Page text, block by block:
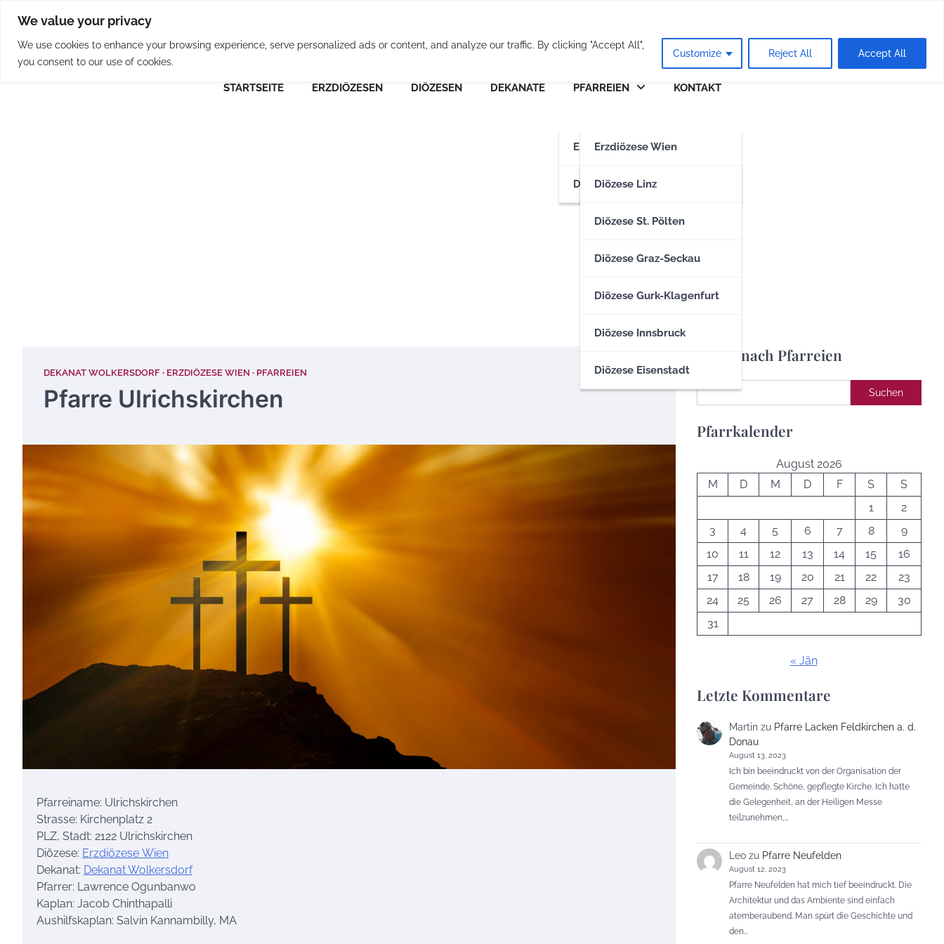
We value your privacy
We use cookies to enhance your browsing experience, serve personalized ads or content, and analyze our traffic. By clicking "Accept All",
you consent to our use of cookies.
Customize Reject All Accept All
content
Osterreichische Pfarreie
STARTSEITE ERZDIÖZESEN DIÖZESEN DEKANATE PFARREIEN
Erzdiözesen
Erzdiözese Wien
Erzdiözese Salzburg
DiözesenDiözese Linz
Diözese St. Pölten
Diözese Graz-Seckau
Diözese Gurk-Klagenfurt
Diözese Innsbruck
Diözese Eisenstadt
KONTAKT
DEKANAT WOLKERSDORF ERZDIÖZESE WIEN PFARREIEN
Pfarre Ulrichskirchen
Pfarreiname: Ulrichskirchen
Strasse: Kirchenplatz 2
PLZ, Stadt: 2122 Ulrichskirchen
Diözese: Erzdiözese Wien
Dekanat: Dekanat Wolkersdorf
Pfarrer: Lawrence Ogunbanwo
Kaplan: Jacob Chinthapalli
Aushilfskaplan: Salvin Kannambilly, MA
Suche nach Pfarreien
Suchen Suchen
Pfarrkalender
August 2026
M
D M D F S
S
1
2
3
4 5 6 7 8
9
10
11 12 13 14 15
16
17
18 19 20 21 22
23
24
25 26 27 28 29
30
31
« Jän
Letzte Kommentare
Martin zu Pfarre Lacken Feldkirchen a. d.
Donau
August 13, 2023
Ich bin beeindruckt von der Organisation der
Gemeinde. Schöne, gepflegte Kirche. Ich hatte
die Gelegenheit, an der Heiligen Messe
teilzunehmen,…
Leo zu Pfarre Neufelden
August 12, 2023
Pfarre Neufelden hat mich tief beeindruckt. Die
Architektur und das Ambiente sind einfach
atemberaubend. Man spürt die Geschichte und
den…